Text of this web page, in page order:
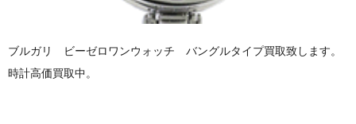
ブルガリ ビーゼロワンウォッチ バングルタイプ買取致します。
時計高価買取中。